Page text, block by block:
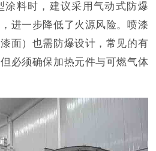
涂料时，建议采用气动式防爆
进一步降低了火源风险。喷漆
面）也需防爆设计，常见的有
必须确保加热元件与可燃气体